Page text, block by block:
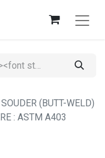
(BUTT-WELD)
: ASTM A403